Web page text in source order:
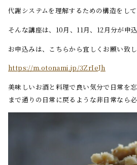
代謝システムを理解するための構造をして
そんな講座は、10月、11月、12月分が申
お申込みは、こちらから宜しくお願い致し
https://m.otonami.jp/3ZrIeJh
美味しいお酒と料理で良い気分で日常を
まで通りの日常に戻るような非日常なら必